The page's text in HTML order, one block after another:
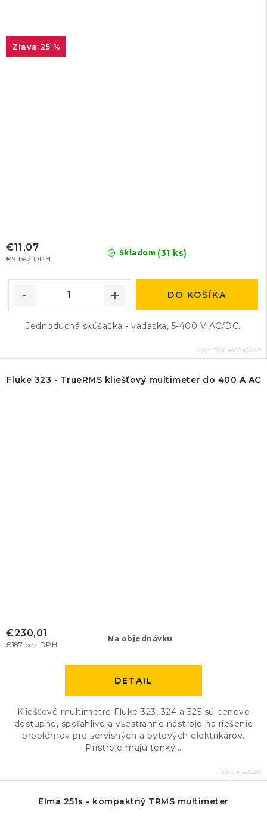
25 %
Skladom (31 ks)
€9 bez DPH
€11,07
DO KOŠÍKA
Jednoduchá skúšačka - vadaska, 5-400 V AC/DC.
Kód: 5706445840243
Fluke 323 - TrueRMS kliešťový multimeter do 400 A AC
Na objednávku
€187 bez DPH
€230,01
DETAIL
Kliešťové multimetre Fluke 323, 324 a 325 sú cenovo
dostupné, spoľahlivé a všestranné nástroje na riešenie
problémov pre servisných a bytových elektrikárov.
Prístroje majú tenký...
Kód: 4152628
Elma 251s - kompaktný TRMS multimeter